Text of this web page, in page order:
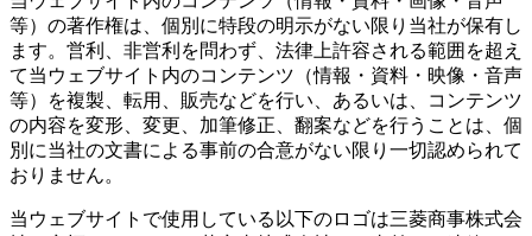
等）の著作権は、個別に特段の明示がない限り当社が保有し
ます。営利、非営利を問わず、法律上許容される範囲を超え
て当ウェブサイト内のコンテンツ（情報・資料・映像・音声
等）を複製、転用、販売などを行い、あるいは、コンテンツ
の内容を変形、変更、加筆修正、翻案などを行うことは、個
別に当社の文書による事前の合意がない限り一切認められて
おりません。
当ウェブサイトで使用している以下のロゴは三菱商事株式会